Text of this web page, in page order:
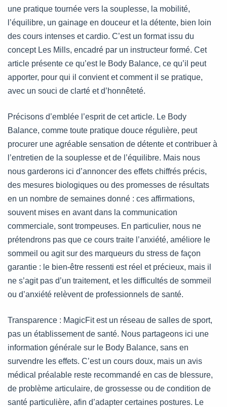
une pratique tournée vers la souplesse, la mobilité,
l’équilibre, un gainage en douceur et la détente, bien loin
des cours intenses et cardio. C’est un format issu du
concept Les Mills, encadré par un instructeur formé. Cet
article présente ce qu’est le Body Balance, ce qu’il peut
apporter, pour qui il convient et comment il se pratique,
avec un souci de clarté et d’honnêteté.
Précisons d’emblée l’esprit de cet article. Le Body
Balance, comme toute pratique douce régulière, peut
procurer une agréable sensation de détente et contribuer à
l’entretien de la souplesse et de l’équilibre. Mais nous
nous garderons ici d’annoncer des effets chiffrés précis,
des mesures biologiques ou des promesses de résultats
en un nombre de semaines donné : ces affirmations,
souvent mises en avant dans la communication
commerciale, sont trompeuses. En particulier, nous ne
prétendrons pas que ce cours traite l’anxiété, améliore le
sommeil ou agit sur des marqueurs du stress de façon
garantie : le bien-être ressenti est réel et précieux, mais il
ne s’agit pas d’un traitement, et les difficultés de sommeil
ou d’anxiété relèvent de professionnels de santé.
Transparence : MagicFit est un réseau de salles de sport,
pas un établissement de santé. Nous partageons ici une
information générale sur le Body Balance, sans en
survendre les effets. C’est un cours doux, mais un avis
médical préalable reste recommandé en cas de blessure,
de problème articulaire, de grossesse ou de condition de
santé particulière, afin d’adapter certaines postures. Le